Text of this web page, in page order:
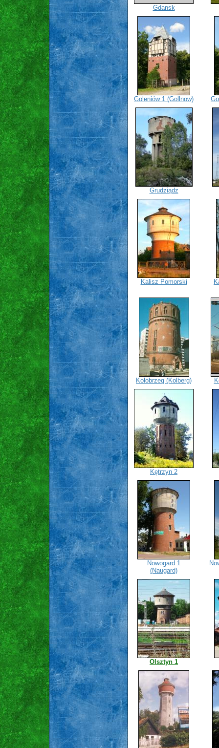
Gdansk
Goleniów 1 (Gollnow)
Grudziądz
Kalisz Pomorski
Kołobrzeg (Kolberg)
Kętrzyn 2
Nowogard 1
(Naugard)
Olsztyn 1